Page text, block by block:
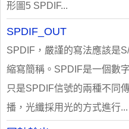
形圖5 SPDIF...
SPDIF_OUT
SPDIF，嚴謹的寫法應該是
縮寫簡稱。SPDIF是一個數
只是SPDIF信號的兩種不同
播，光纖採用光的方式進行...